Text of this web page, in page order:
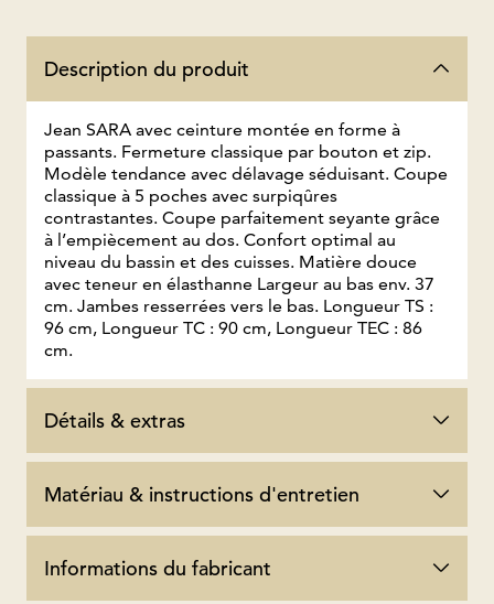
Description du produit
Jean SARA avec ceinture montée en forme à
passants. Fermeture classique par bouton et zip.
Modèle tendance avec délavage séduisant. Coupe
classique à 5 poches avec surpiqûres
contrastantes. Coupe parfaitement seyante grâce
à l’empiècement au dos. Confort optimal au
niveau du bassin et des cuisses. Matière douce
avec teneur en élasthanne Largeur au bas env. 37
cm. Jambes resserrées vers le bas. Longueur TS :
96 cm, Longueur TC : 90 cm, Longueur TEC : 86
cm.
Détails & extras
Matériau & instructions d'entretien
Informations du fabricant